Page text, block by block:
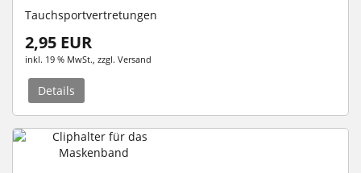
Tauchsportvertretungen
2,95 EUR
inkl. 19 % MwSt. , zzgl. Versand
Details